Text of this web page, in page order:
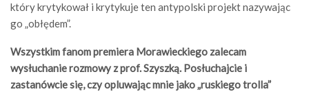
który krytykował i krytykuje ten antypolski projekt nazywając
go „obłędem”.
Wszystkim fanom premiera Morawieckiego zalecam
wysłuchanie rozmowy z prof. Szyszką. Posłuchajcie i
zastanówcie się, czy opluwając mnie jako „ruskiego trolla”